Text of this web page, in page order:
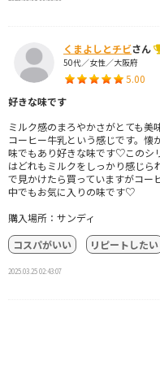
くまよしとチビさん
50代／女性／大阪府
5.00
好きな味です
ミルク感のまろやかさがとても美
コーヒー牛乳という感じです。懐
味でもあり好きな味です♡このシ
はどれもミルクをしっかり感じら
で見かけたら買っていますがコー
中でもお気に入りの味です♡
購入場所：サンディ
コスパがいい
リピートしたい
2025.03.25 02:43:07